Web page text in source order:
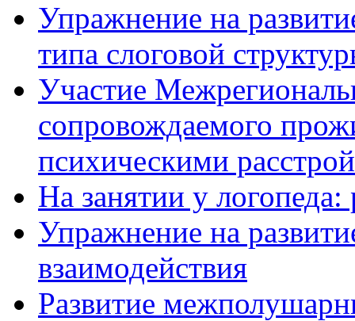
Упражнение на
типа слоговой
Участие
сопровождаемого
психическими
На занятии у логопеда:
Упражнение на
взаимодействия
Развитие